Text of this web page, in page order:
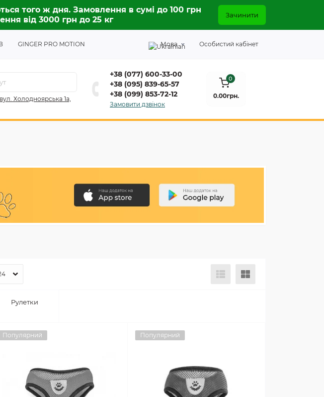
того ж дня. Замовлення в сумі до 100 грн
від 3000 грн до 25 кг
Зачинити
GINGER PRO MOTION Мова Особистий кабінет
Холодноярська 1а,
+38 (077) 600-33-00
+38 (095) 839-65-57
+38 (099) 853-72-12
Замовити дзвінок
0
0.00грн.
Рулетки
Популярний Популярний